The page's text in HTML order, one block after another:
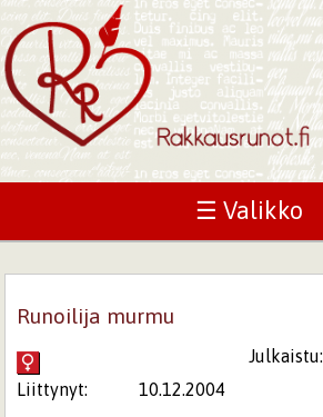
☰ Valikko
Runoilija murmu
Julkaistu:
Liittynyt:
10.12.2004